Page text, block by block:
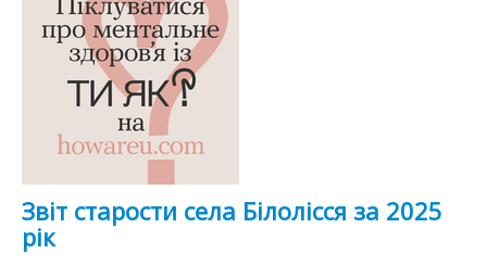
Звіт старости села Білолісся за 2025
рік